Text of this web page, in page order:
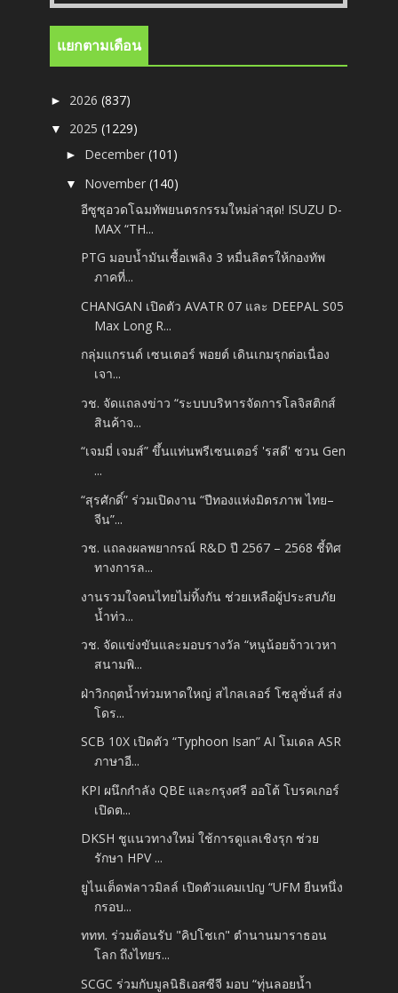
แยกตามเดือน
► 2026(837)
▼ 2025(1229)
► December(101)
▼ November(140)
อีซูซุอวดโฉมทัพยนตรกรรมใหม่ล่าสุด! ISUZU D-
MAX “TH...
PTG มอบน้ำมันเชื้อเพลิง 3 หมื่นลิตรให้กองทัพ
ภาคที่...
CHANGAN เปิดตัว AVATR 07 และ DEEPAL S05
Max Long R...
กลุ่มแกรนด์ เซนเตอร์ พอยต์ เดินเกมรุกต่อเนื่อง
เจา...
วช. จัดแถลงข่าว “ระบบบริหารจัดการโลจิสติกส์
สินค้าจ...
“เจมมี่ เจมส์” ขึ้นแท่นพรีเซนเตอร์ 'รสดี' ชวน Gen
...
“สุรศักดิ์” ร่วมเปิดงาน “ปีทองแห่งมิตรภาพ ไทย–
จีน”...
วช. แถลงผลพยากรณ์ R&D ปี 2567 – 2568 ชี้ทิศ
ทางการล...
งานรวมใจคนไทยไม่ทิ้งกัน ช่วยเหลือผู้ประสบภัย
น้ำท่ว...
วช. จัดแข่งขันและมอบรางวัล “หนูน้อยจ้าวเวหา
สนามพิ...
ฝ่าวิกฤตน้ำท่วมหาดใหญ่ สไกลเลอร์ โซลูชั่นส์ ส่ง
โดร...
SCB 10X เปิดตัว “Typhoon Isan” AI โมเดล ASR
ภาษาอี...
KPI ผนึกกำลัง QBE และกรุงศรี ออโต้ โบรคเกอร์
เปิดต...
DKSH ชูแนวทางใหม่ ใช้การดูแลเชิงรุก ช่วย
รักษา HPV ...
ยูไนเต็ดฟลาวมิลล์ เปิดตัวแคมเปญ “UFM ยืนหนึ่ง
กรอบ...
ททท. ร่วมต้อนรับ "คิปโชเก" ตำนานมาราธอน
โลก ถึงไทยร...
SCGC ร่วมกับมูลนิธิเอสซีจี มอบ “ทุ่นลอยน้ำ